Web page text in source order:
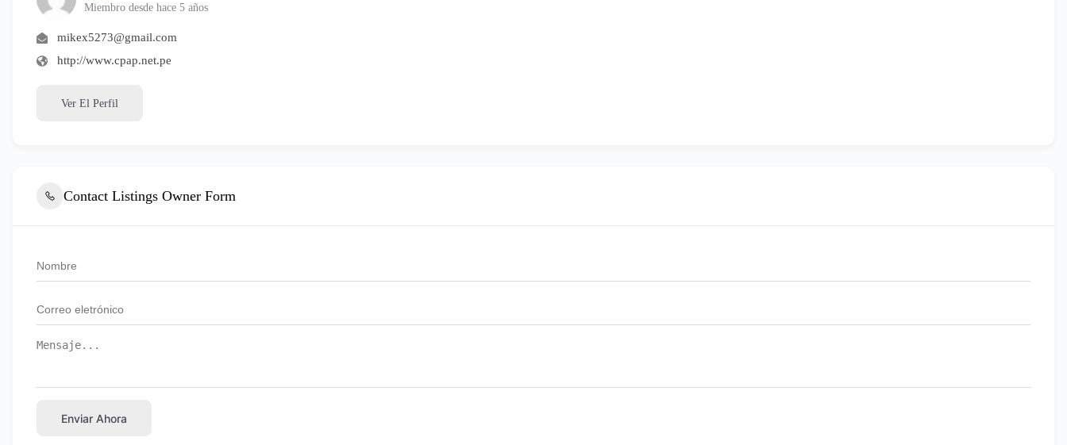
Miembro desde hace 5 años
mikex5273@gmail.com
http://www.cpap.net.pe
Ver El Perfil
Contact Listings Owner Form
Enviar Ahora